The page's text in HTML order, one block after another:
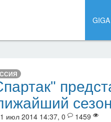
GIGA
сезон
июл 2014 14:37, 0
1459